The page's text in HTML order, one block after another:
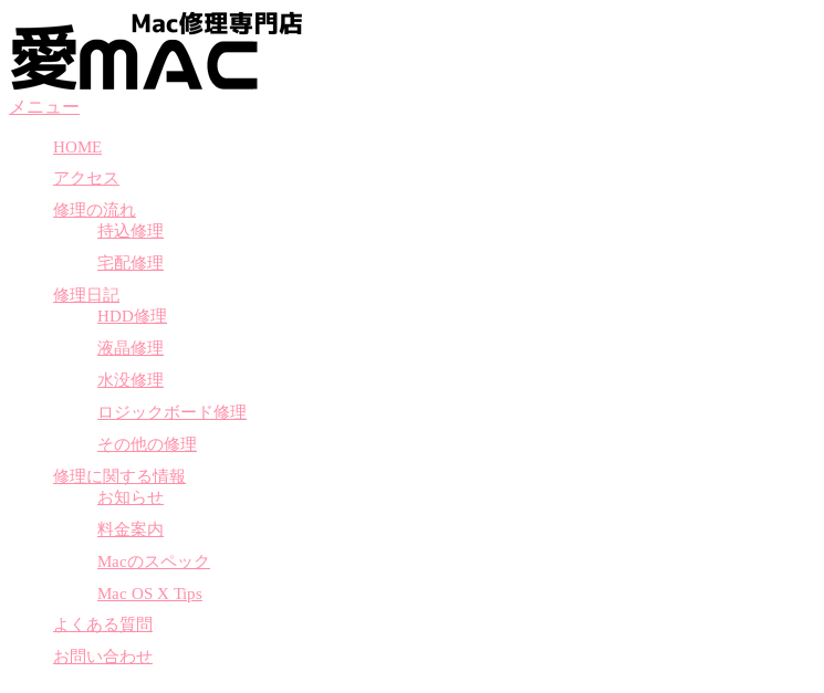
ン
テ
ン
ツ
メニュー
HOME
アクセス
修理の流れ
持込修理
宅配修理
修理日記
HDD修理
液晶修理
水没修理
ロジックボード修理
その他の修理
修理に関する情報
お知らせ
料金案内
Macのスペック
Mac OS X Tips
よくある質問
お問い合わせ